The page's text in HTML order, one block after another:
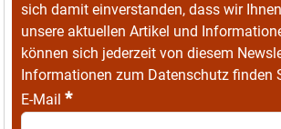
sich damit einverstanden, dass wir
unsere aktuellen Artikel und
können sich jederzeit von diesem
Informationen zum Datenschutz finden
E-Mail *